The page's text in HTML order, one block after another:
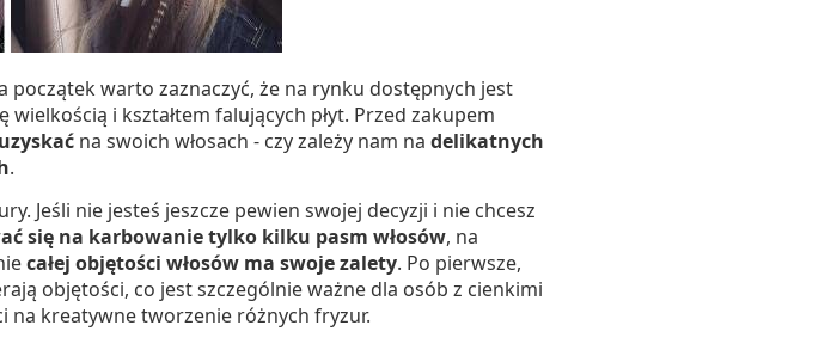
początek warto zaznaczyć, że na rynku dostępnych jest
i kształtem falujących płyt. Przed zakupem
na swoich włosach - czy zależy nam na delikatnych
.
Jeśli nie jesteś jeszcze pewien swojej decyzji i nie chcesz
się na karbowanie tylko kilku pasm włosów, na
całej objętości włosów ma swoje zalety. Po pierwsze,
objętości, co jest szczególnie ważne dla osób z cienkimi
na kreatywne tworzenie różnych fryzur.